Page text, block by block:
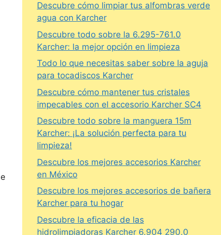
Descubre cómo limpiar tus alfombras verde
agua con Karcher
Descubre todo sobre la 6.295-761.0
Karcher: la mejor opción en limpieza
Todo lo que necesitas saber sobre la aguja
para tocadiscos Karcher
Descubre cómo mantener tus cristales
impecables con el accesorio Karcher SC4
Descubre todo sobre la manguera 15m
Karcher: ¡La solución perfecta para tu
limpieza!
Descubre los mejores accesorios Karcher
en México
Descubre los mejores accesorios de bañera
Karcher para tu hogar
Descubre la eficacia de las
hidrolimpiadoras Karcher 6.904 290.0